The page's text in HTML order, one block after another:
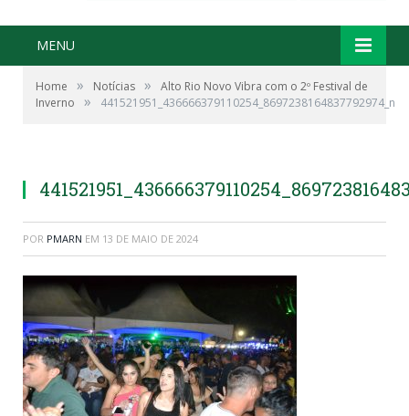
MENU
Home » Notícias »
Alto Rio Novo Vibra com o 2º Festival de
Inverno
» 441521951_436666379110254_8697238164837792974_n
POR PMARN EM 13 DE MAIO DE 2024